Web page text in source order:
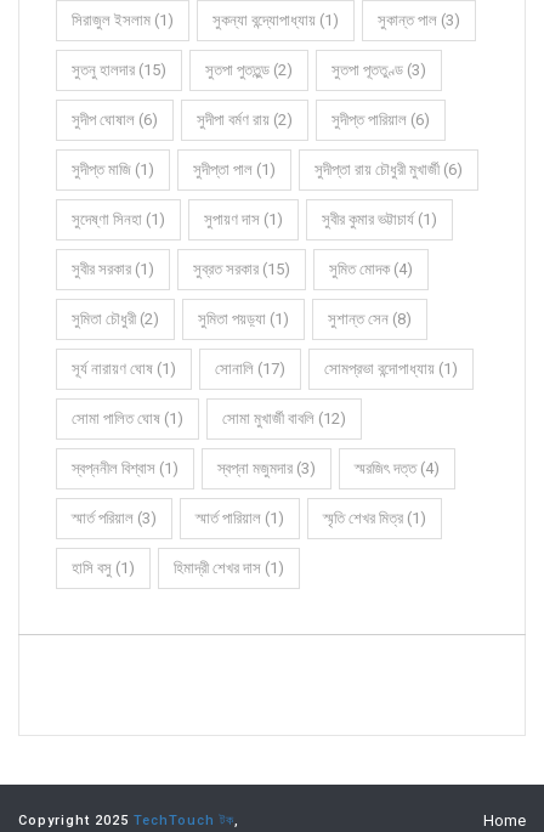
সিরাজুল ইসলাম (1) সুকন্যা বন্দ্যোপাধ্যায় (1) সুকান্ত পাল (3)
সুতনু হালদার (15) সুতপা পুততুন্ড (2) সুতপা পূততুণ্ড (3)
সুদীপ ঘোষাল (6) সুদীপা বর্মণ রায় (2) সুদীপ্ত পারিয়াল (6)
সুদীপ্ত মাজি (1) সুদীপ্তা পাল (1) সুদীপ্তা রায় চৌধুরী মুখার্জী (6)
সুদেষ্ণা সিনহা (1) সুপায়ণ দাস (1) সুবীর কুমার ভট্টাচার্য (1)
সুবীর সরকার (1) সুব্রত সরকার (15) সুমিত মোদক (4)
সুমিতা চৌধুরী (2) সুমিতা পয়ড়্যা (1) সুশান্ত সেন (8)
সূর্য নারায়ণ ঘোষ (1) সোনালি (17) সোমপ্রভা বন্দোপাধ্যায় (1)
সোমা পালিত ঘোষ (1) সোমা মুখার্জী বাবলি (12)
স্বপ্ননীল বিশ্বাস (1) স্বপ্না মজুমদার (3) স্মরজিৎ দত্ত (4)
স্মার্ত পরিয়াল (3) স্মার্ত পারিয়াল (1) স্মৃতি শেখর মিত্র (1)
হাসি বসু (1) হিমাদ্রী শেখর দাস (1)
Copyright 2025 TechTouch টক, Home